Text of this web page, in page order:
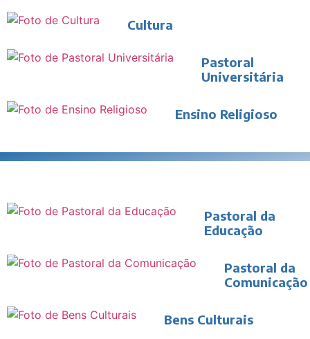
Cultura
Pastoral
Universitária
Ensino Religioso
Pastoral da
Educação
Pastoral da
Comunicação
Bens Culturais